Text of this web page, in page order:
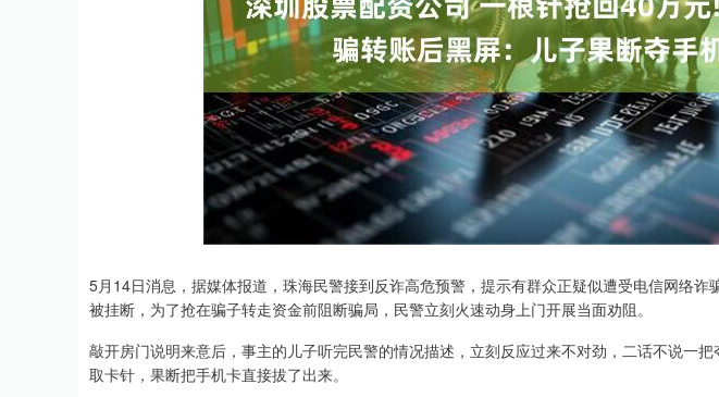
5月14日消息，据媒体报道，珠海民警接到反诈高危预警，提示有群众正疑似遭受电信网络诈
被挂断，为了抢在骗子转走资金前阻断骗局，民警立刻火速动身上门开展当面劝阻。
敲开房门说明来意后，事主的儿子听完民警的情况描述，立刻反应过来不对劲，二话不说一
取卡针，果断把手机卡直接拔了出来。